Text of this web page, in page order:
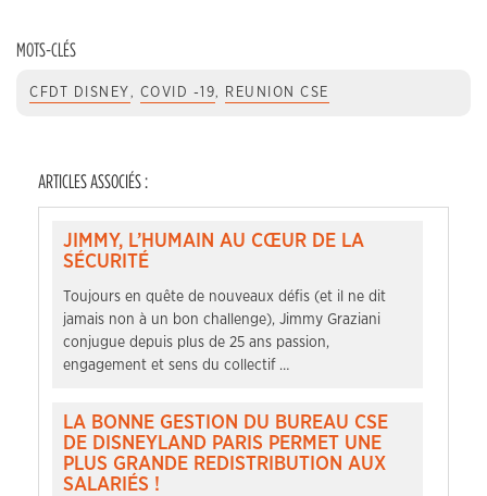
MOTS-CLÉS
CFDT DISNEY , COVID -19, REUNION CSE
ARTICLES ASSOCIÉS :
JIMMY, L’HUMAIN AU CŒUR DE LA
SÉCURITÉ
Toujours en quête de nouveaux défis (et il ne dit
jamais non à un bon challenge), Jimmy Graziani
conjugue depuis plus de 25 ans passion,
engagement et sens du collectif …
LA BONNE GESTION DU BUREAU CSE
DE DISNEYLAND PARIS PERMET UNE
PLUS GRANDE REDISTRIBUTION AUX
SALARIÉS !